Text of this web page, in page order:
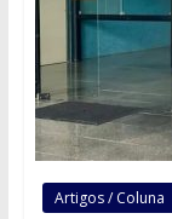
Artigos / Coluna